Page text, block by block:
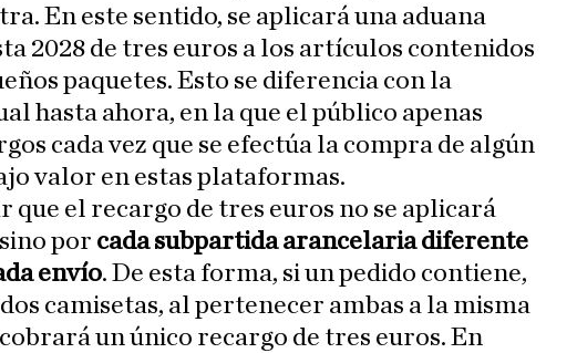
En este sentido, se aplicará una aduana
2028 de tres euros a los artículos contenidos
paquetes. Esto se diferencia con la
hasta ahora, en la que el público apenas
cada vez que se efectúa la compra de algún
valor en estas plataformas.
que el recargo de tres euros no se aplicará
por cada subpartida arancelaria diferente
envío. De esta forma, si un pedido contiene,
camisetas, al pertenecer ambas a la misma
un único recargo de tres euros. En